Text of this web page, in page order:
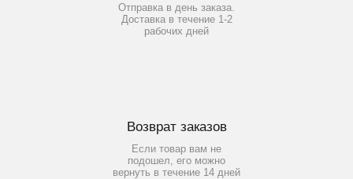
Отправка в день заказа.
Доставка в течение 1-2
рабочих дней
Возврат заказов
Если товар вам не
подошел, его можно
вернуть в течение 14 дней